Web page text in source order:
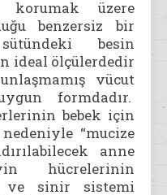
korumak üzere
benzersiz bir
besin
ideal ölçülerdedir
vücut
formdadır.
bebek için
“mucize
anne
hücrelerinin
ve sinir sistemi